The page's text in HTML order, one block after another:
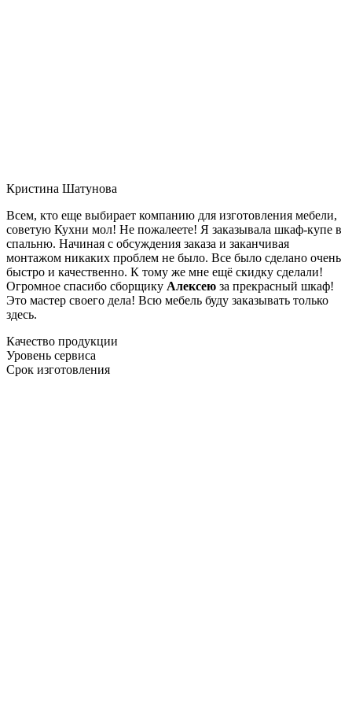
Кристина Шатунова
Всем, кто еще выбирает компанию для изготовления мебели,
советую Кухни мол! Не пожалеете! Я заказывала шкаф-купе в
спальню. Начиная с обсуждения заказа и заканчивая
монтажом никаких проблем не было. Все было сделано очень
быстро и качественно. К тому же мне ещё скидку сделали!
Огромное спасибо сборщику Алексею за прекрасный шкаф!
Это мастер своего дела! Всю мебель буду заказывать только
здесь.
Качество продукции
Уровень сервиса
Срок изготовления